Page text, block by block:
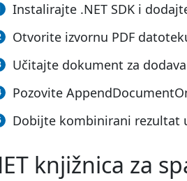
Instalirajte .NET SDK i
Otvorite izvornu PDF
Učitajte dokument za
Pozovite
Dobijte kombinirani rezultat
knjižnica za